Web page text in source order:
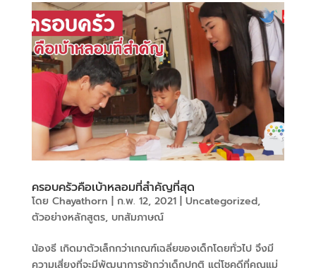
ครอบครัวคือเบ้าหลอมที่สำคัญที่สุด
โดย Chayathorn | ก.พ. 12, 2021| Uncategorized,
ตัวอย่างหลักสูตร, บทสัมภาษณ์
น้องธี เกิดมาตัวเล็กกว่าเกณฑ์เฉลี่ยของเด็กโดยทั่วไป จึงมี
ความเสี่ยงที่จะมีพัฒนาการช้ากว่าเด็กปกติ แต่โชคดีที่คุณแม่